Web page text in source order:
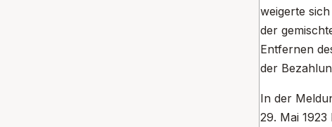
weigerte
der
Entfernen
der
In der
29. Mai